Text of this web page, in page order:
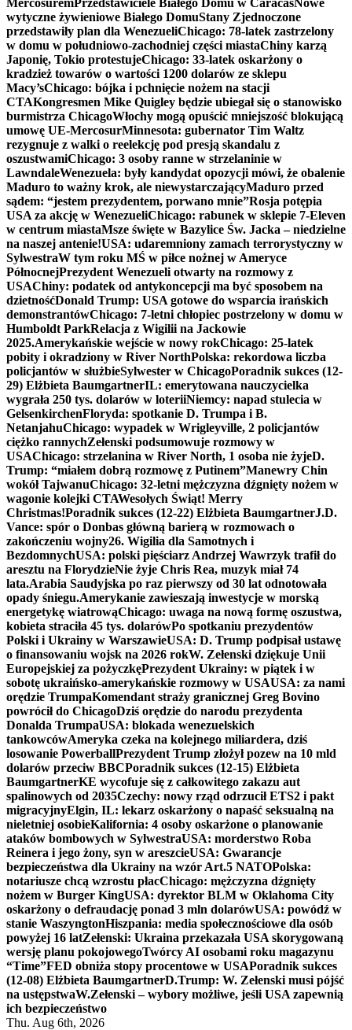
MercosuremPrzedstawiciele Białego Domu w CaracasNowe
wytyczne żywieniowe Białego DomuStany Zjednoczone
przedstawiły plan dla WenezueliChicago: 78-latek zastrzelony
w domu w południowo-zachodniej części miastaChiny karzą
Japonię, Tokio protestujeChicago: 33-latek oskarżony o
kradzież towarów o wartości 1200 dolarów ze sklepu
Macy’sChicago: bójka i pchnięcie nożem na stacji
CTAKongresmen Mike Quigley będzie ubiegał się o stanowisko
burmistrza ChicagoWłochy mogą opuścić mniejszość blokującą
umowę UE-MercosurMinnesota: gubernator Tim Waltz
rezygnuje z walki o reelekcję pod presją skandalu z
oszustwamiChicago: 3 osoby ranne w strzelaninie w
LawndaleWenezuela: były kandydat opozycji mówi, że obalenie
Maduro to ważny krok, ale niewystarczającyMaduro przed
sądem: “jestem prezydentem, porwano mnie”Rosja potępia
USA za akcję w WenezueliChicago: rabunek w sklepie 7-Eleven
w centrum miastaMsze święte w Bazylice Św. Jacka – niedzielne
na naszej antenie!USA: udaremniony zamach terrorystyczny w
SylwestraW tym roku MŚ w piłce nożnej w Ameryce
PółnocnejPrezydent Wenezueli otwarty na rozmowy z
USAChiny: podatek od antykoncepcji ma być sposobem na
dzietnośćDonald Trump: USA gotowe do wsparcia irańskich
demonstrantówChicago: 7-letni chłopiec postrzelony w domu w
Humboldt ParkRelacja z Wigilii na Jackowie
2025.Amerykańskie wejście w nowy rokChicago: 25-latek
pobity i okradziony w River NorthPolska: rekordowa liczba
policjantów w służbieSylwester w ChicagoPoradnik sukces (12-
29) Elżbieta BaumgartnerIL: emerytowana nauczycielka
wygrała 250 tys. dolarów w loteriiNiemcy: napad stulecia w
GelsenkirchenFloryda: spotkanie D. Trumpa i B.
NetanjahuChicago: wypadek w Wrigleyville, 2 policjantów
ciężko rannychZełenski podsumowuje rozmowy w
USAChicago: strzelanina w River North, 1 osoba nie żyjeD.
Trump: “miałem dobrą rozmowę z Putinem”Manewry Chin
wokół TajwanuChicago: 32-letni mężczyzna dźgnięty nożem w
wagonie kolejki CTAWesołych Świąt! Merry
Christmas!Poradnik sukces (12-22) Elżbieta BaumgartnerJ.D.
Vance: spór o Donbas główną barierą w rozmowach o
zakończeniu wojny26. Wigilia dla Samotnych i
BezdomnychUSA: polski pięściarz Andrzej Wawrzyk trafił do
aresztu na FlorydzieNie żyje Chris Rea, muzyk miał 74
lata.Arabia Saudyjska po raz pierwszy od 30 lat odnotowała
opady śniegu.Amerykanie zawieszają inwestycje w morską
energetykę wiatrowąChicago: uwaga na nową formę oszustwa,
kobieta straciła 45 tys. dolarówPo spotkaniu prezydentów
Polski i Ukrainy w WarszawieUSA: D. Trump podpisał ustawę
o finansowaniu wojsk na 2026 rokW. Zełenski dziękuje Unii
Europejskiej za pożyczkęPrezydent Ukrainy: w piątek i w
sobotę ukraińsko-amerykańskie rozmowy w USAUSA: za nami
orędzie TrumpaKomendant straży granicznej Greg Bovino
powrócił do ChicagoDziś orędzie do narodu prezydenta
Donalda TrumpaUSA: blokada wenezuelskich
tankowcówAmeryka czeka na kolejnego miliardera, dziś
losowanie PowerballPrezydent Trump złożył pozew na 10 mld
dolarów przeciw BBCPoradnik sukces (12-15) Elżbieta
BaumgartnerKE wycofuje się z całkowitego zakazu aut
spalinowych od 2035Czechy: nowy rząd odrzucił ETS2 i pakt
migracyjnyElgin, IL: lekarz oskarżony o napaść seksualną na
nieletniej osobieKalifornia: 4 osoby oskarżone o planowanie
ataków bombowych w SylwestraUSA: morderstwo Roba
Reinera i jego żony, syn w areszcieUSA: Gwarancje
bezpieczeństwa dla Ukrainy na wzór Art.5 NATOPolska:
notariusze chcą wzrostu płacChicago: mężczyzna dźgnięty
nożem w Burger KingUSA: dyrektor BLM w Oklahoma City
oskarżony o defraudację ponad 3 mln dolarówUSA: powódź w
stanie WaszyngtonHiszpania: media społecznościowe dla osób
powyżej 16 latZełenski: Ukraina przekazała USA skorygowaną
wersję planu pokojowegoTwórcy AI osobami roku magazynu
“Time”FED obniża stopy procentowe w USAPoradnik sukces
(12-08) Elżbieta BaumgartnerD.Trump: W. Zełenski musi pójść
na ustępstwaW.Zełenski – wybory możliwe, jeśli USA zapewnią
ich bezpieczeństwo
Thu. Aug 6th, 2026